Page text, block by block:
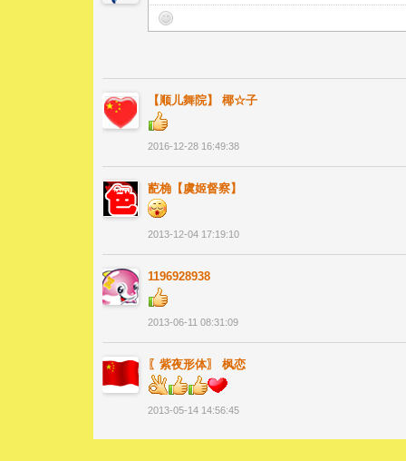
【顺儿舞院】 椰☆子
2016-12-28 16:49:38
蓜桷【虞姬督察】
2013-12-04 17:19:10
1196928938
2013-06-11 08:31:09
〖紫夜形体〗 枫恋
2013-05-14 14:56:45